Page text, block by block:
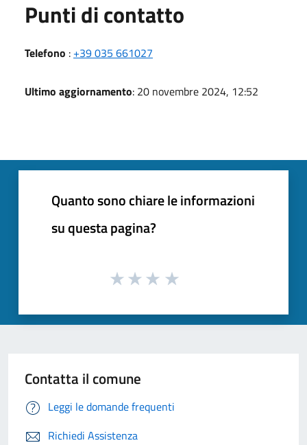
Punti di contatto
Telefono : +39 035 661027
Ultimo aggiornamento: 20 novembre 2024, 12:52
Quanto sono chiare le informazioni
su questa pagina?
Contatta il comune
Leggi le domande frequenti
Richiedi Assistenza